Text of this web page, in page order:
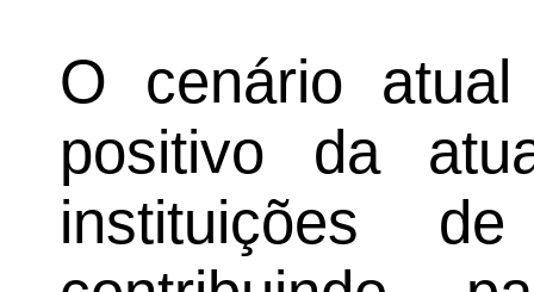
O cenário
positivo da
instituições